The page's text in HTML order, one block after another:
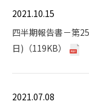
2021.10.15
四半期報告書－第
日)（119KB）
2021.07.08